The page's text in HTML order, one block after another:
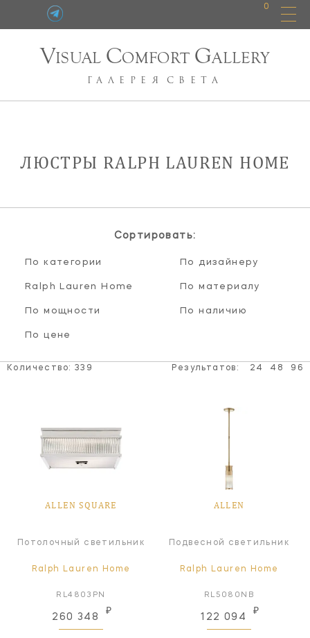
0
VISUAL COMFORT GALLERY
ГАЛЕРЕЯ СВЕТА
ЛЮСТРЫ RALPH LAUREN HOME
Сортировать:
По категории По дизайнеру
Ralph Lauren Home По материалу
По мощности По наличию
По цене
Количество: 339 Результатов: 24 48 96
ALLEN SQUARE
Потолочный светильник
Ralph Lauren Home
RL4803PN
260 348
₽
ALLEN
Подвесной светильник
Ralph Lauren Home
RL5080NB
122 094
₽